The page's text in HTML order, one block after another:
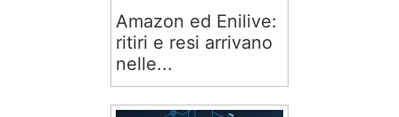
Amazon ed Enilive:
ritiri e resi arrivano
nelle...